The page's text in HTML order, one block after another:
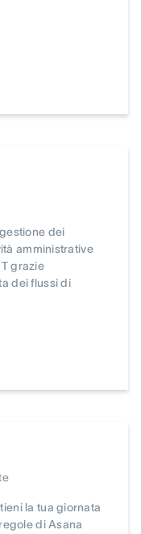
dei
amministrative
grazie
dei flussi di
la tua giornata
di Asana